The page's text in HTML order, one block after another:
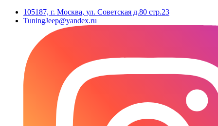
105187, г. Москва, ул. Советская д.80 стр.23
TuningJeep@yandex.ru